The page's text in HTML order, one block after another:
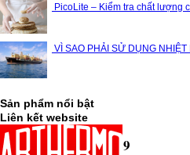
PicoLite – Kiểm tra chất lượng
VÌ SAO PHẢI SỬ DỤNG
Sản phẩm nổi bật
Liên kết website
Thống kê truy cập
Lượt ghé thăm:10,447,749